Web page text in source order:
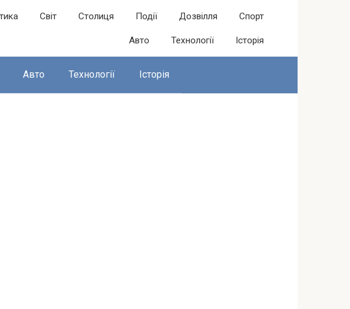
Світ Столиця Події Дозвілля Спорт
Авто Технології Історія
Авто Технології Історія